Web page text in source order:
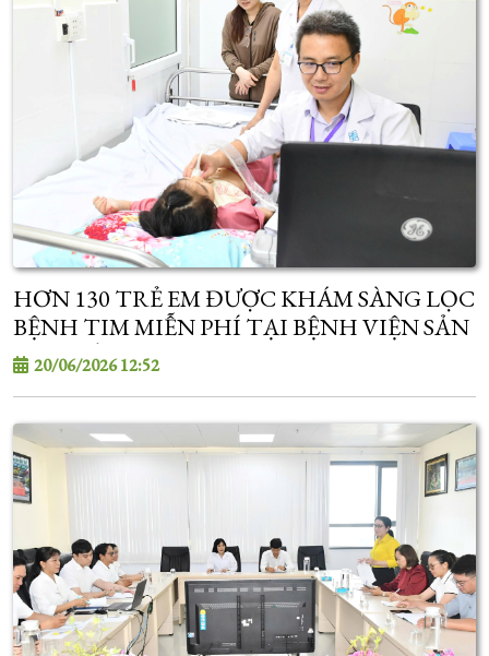
HƠN 130 TRẺ EM ĐƯỢC KHÁM SÀNG LỌC
BỆNH TIM MIỄN PHÍ TẠI BỆNH VIỆN SẢN
- NHI SÓC TRĂNG
20/06/2026 12:52